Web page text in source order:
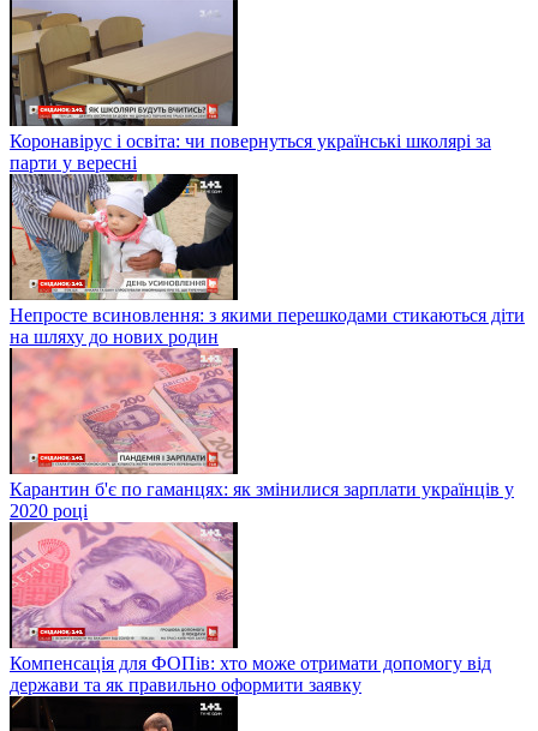
Коронавірус і освіта: чи повернуться українські школярі за
парти у вересні
Непросте всиновлення: з якими перешкодами стикаються діти
на шляху до нових родин
Карантин б'є по гаманцях: як змінилися зарплати українців у
2020 році
Компенсація для ФОПів: хто може отримати допомогу від
держави та як правильно оформити заявку